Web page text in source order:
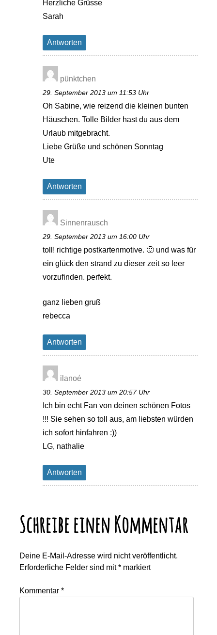
Herzliche Grüsse
Sarah
Antworten
pünktchen
29. September 2013 um 11:53 Uhr
Oh Sabine, wie reizend die kleinen bunten
Häuschen. Tolle Bilder hast du aus dem
Urlaub mitgebracht.
Liebe Grüße und schönen Sonntag
Ute
Antworten
Sinnenrausch
29. September 2013 um 16:00 Uhr
toll! richtige postkartenmotive. 🙂 und was für
ein glück den strand zu dieser zeit so leer
vorzufinden. perfekt.
ganz lieben gruß
rebecca
Antworten
ilanoé
30. September 2013 um 20:57 Uhr
Ich bin echt Fan von deinen schönen Fotos
!!! Sie sehen so toll aus, am liebsten würden
ich sofort hinfahren :))
LG, nathalie
Antworten
Schreibe einen Kommentar
Deine E-Mail-Adresse wird nicht veröffentlicht.
Erforderliche Felder sind mit* markiert
Kommentar*